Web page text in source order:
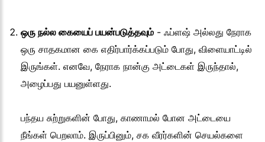
ஒரு நல்ல கையைப் பயன்படுத்தவும் - ஃப்ளஷ் அல்லது நேராக
ஒரு சாதகமான கை எதிர்பார்க்கப்படும் போது, விளையாட்டில்
இருங்கள். எனவே, நேராக நான்கு அட்டைகள் இருந்தால்,
அழைப்பது பயனுள்ளது.
பந்தய சுற்றுகளின் போது, காணாமல் போன அட்டையை
நீங்கள் பெறலாம். இருப்பினும், சக வீரர்களின் செயல்களை